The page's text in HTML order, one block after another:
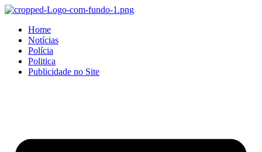
Home
Notícias
Polícia
Politica
Publicidade no Site